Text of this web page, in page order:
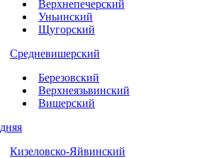
Верхнепечерский
Уньинский
Щугорский
Средневишерский
Березовский
Верхнеязьвинский
Вишерский
Кизеловско-Яйвинский